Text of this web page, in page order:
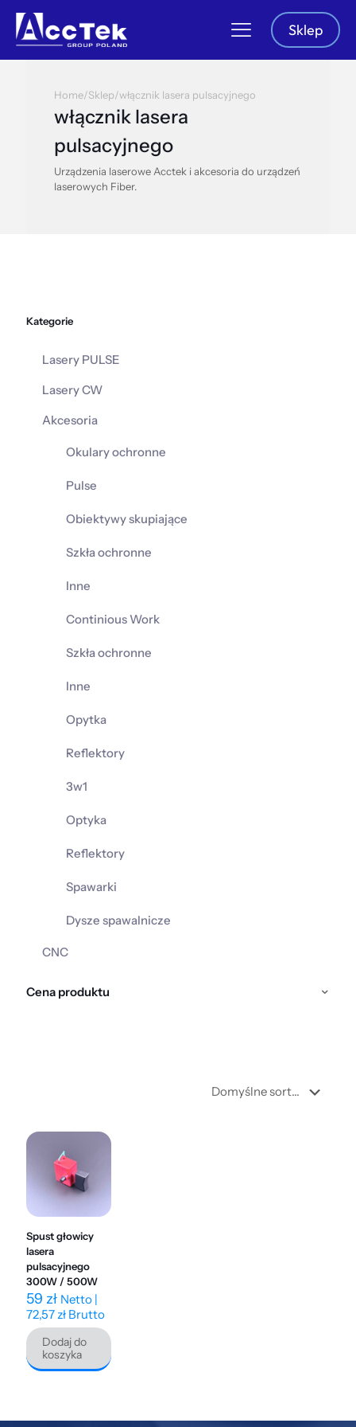
Sklep
Home/Sklep/włącznik lasera pulsacyjnego
włącznik lasera
pulsacyjnego
Urządzenia laserowe Acctek i akcesoria do urządzeń
laserowych Fiber.
Kategorie
Lasery PULSE
Lasery CW
Akcesoria
Okulary ochronne
Pulse
Obiektywy skupiające
Szkła ochronne
Inne
Continious Work
Szkła ochronne
Inne
Opytka
Reflektory
3w1
Optyka
Reflektory
Spawarki
Dysze spawalnicze
CNC
Cena produktu
Spust głowicy
lasera
pulsacyjnego
300W / 500W
59 zł Netto |
72,57zł Brutto
Dodaj do
koszyka